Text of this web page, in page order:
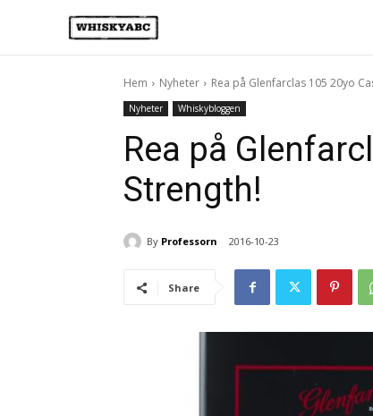
Hem Nyheter Rea på Glenfarclas 105 20yo
Nyheter Whiskybloggen
Rea på
Strength!
By Professorn 2016-10-23
Share